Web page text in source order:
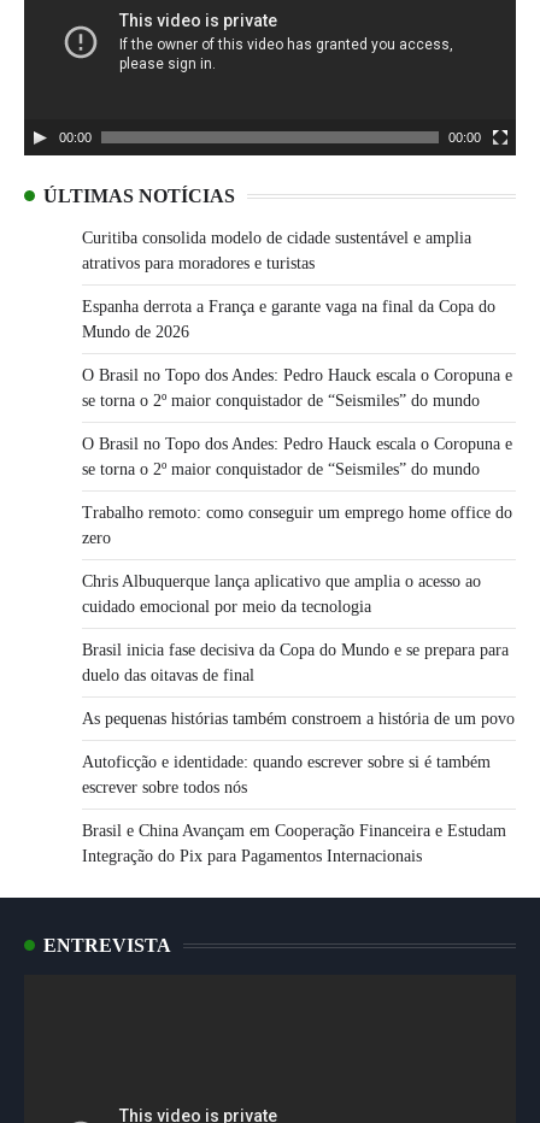
00:00 00:00
ÚLTIMAS NOTÍCIAS
Curitiba consolida modelo de cidade sustentável e amplia
atrativos para moradores e turistas
Espanha derrota a França e garante vaga na final da Copa do
Mundo de 2026
O Brasil no Topo dos Andes: Pedro Hauck escala o Coropuna e
se torna o 2º maior conquistador de “Seismiles” do mundo
O Brasil no Topo dos Andes: Pedro Hauck escala o Coropuna e
se torna o 2º maior conquistador de “Seismiles” do mundo
Trabalho remoto: como conseguir um emprego home office do
zero
Chris Albuquerque lança aplicativo que amplia o acesso ao
cuidado emocional por meio da tecnologia
Brasil inicia fase decisiva da Copa do Mundo e se prepara para
duelo das oitavas de final
As pequenas histórias também constroem a história de um povo
Autoficção e identidade: quando escrever sobre si é também
escrever sobre todos nós
Brasil e China Avançam em Cooperação Financeira e Estudam
Integração do Pix para Pagamentos Internacionais
ENTREVISTA